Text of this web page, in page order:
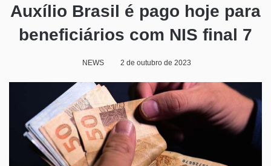
Auxílio Brasil é pago hoje para
beneficiários com NIS final 7
NEWS 2 de outubro de 2023